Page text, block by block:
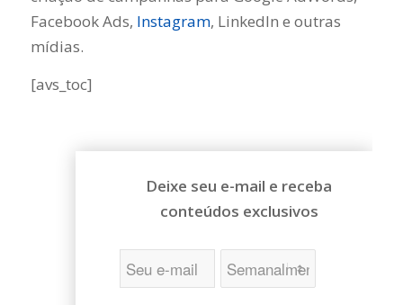
Facebook Ads, Instagram, LinkedIn e outras
mídias.
[avs_toc]
Deixe seu e-mail e receba
conteúdos exclusivos